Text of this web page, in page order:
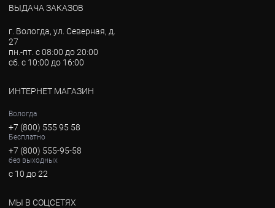
ВЫДАЧА ЗАКАЗОВ
г. Вологда, ул. Северная, д.
27
пн.-пт. с 08:00 до 20:00
сб. с 10:00 до 16:00
ИНТЕРНЕТ МАГАЗИН
Вологда
+7 (800) 555 95 58
Бесплатно
+7 (800) 555-95-58
без выходных
с 10 до 22
МЫ В СОЦСЕТЯХ